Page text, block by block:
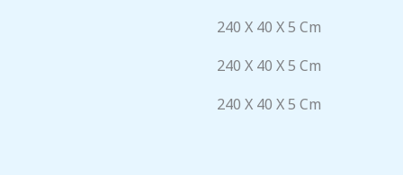
240 X 40 X 5 Cm
240 X 40 X 5 Cm
240 X 40 X 5 Cm